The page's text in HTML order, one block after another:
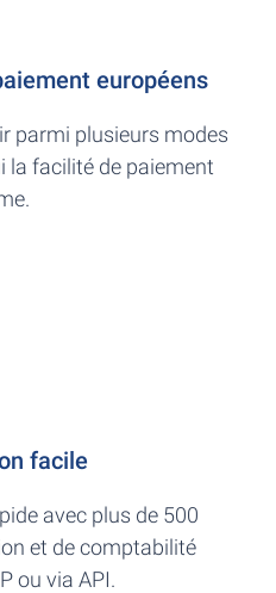
européens
parmi plusieurs modes
la facilité de paiement
facile
avec plus de 500
et de comptabilité
ou via API.